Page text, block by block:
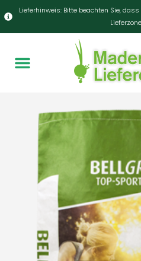
Lieferhinweis: Bitte beachten Sie,